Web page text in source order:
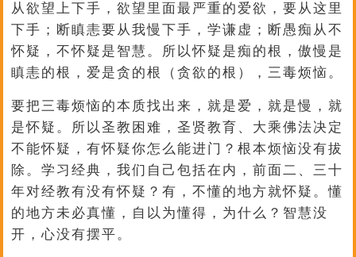
从欲望上下手，欲望里面最严重的爱欲，要从这里
下手；断瞋恚要从我慢下手，学谦虚；断愚痴从不
怀疑，不怀疑是智慧。所以怀疑是痴的根，傲慢是
瞋恚的根，爱是贪的根（贪欲的根），三毒烦恼。
要把三毒烦恼的本质找出来，就是爱，就是慢，就
是怀疑。所以圣教困难，圣贤教育、大乘佛法决定
不能怀疑，有怀疑你怎么能进门？根本烦恼没有拔
除。学习经典，我们自己包括在内，前面二、三十
年对经教有没有怀疑？有，不懂的地方就怀疑。懂
的地方未必真懂，自以为懂得，为什么？智慧没
开，心没有摆平。